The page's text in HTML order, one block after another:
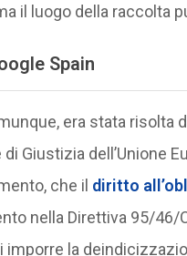
il luogo della raccolta
Spain
era stata risolta
di Giustizia dell’Unione
che il diritto
nella Direttiva 95/46/
imporre la